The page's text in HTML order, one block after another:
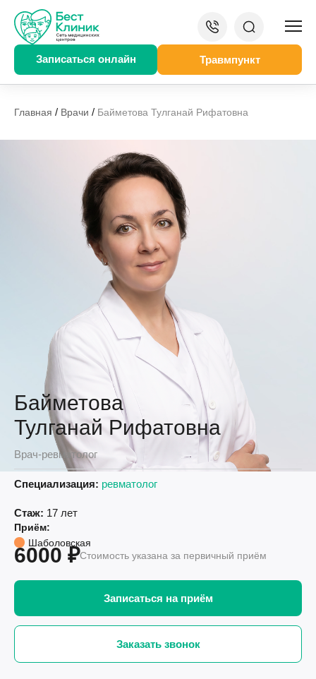
Записаться онлайн Травмпункт
Главная / Врачи / Байметова Тулганай Рифатовна
Байметова
Тулганай Рифатовна
Врач-ревматолог
Специализация: ревматолог
Стаж: 17 лет
Приём:
Шаболовская
6000 ₽Стоимость указана за первичный приём
Записаться на приём
Заказать звонок